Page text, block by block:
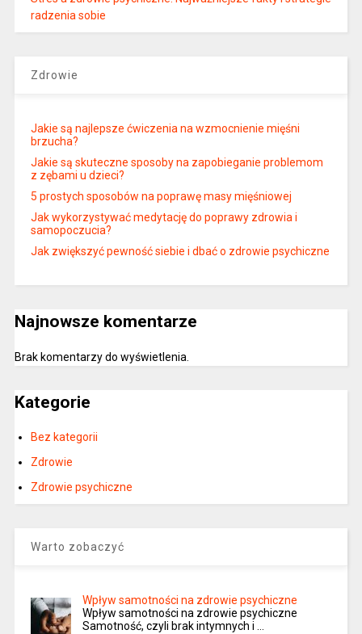
radzenia sobie
Zdrowie
Jakie są najlepsze ćwiczenia na wzmocnienie mięśni
brzucha?
Jakie są skuteczne sposoby na zapobieganie problemom
z zębami u dzieci?
5 prostych sposobów na poprawę masy mięśniowej
Jak wykorzystywać medytację do poprawy zdrowia i
samopoczucia?
Jak zwiększyć pewność siebie i dbać o zdrowie psychiczne
Najnowsze komentarze
Brak komentarzy do wyświetlenia.
Kategorie
Bez kategorii
Zdrowie
Zdrowie psychiczne
Warto zobaczyć
Wpływ samotności na zdrowie psychiczne
Wpływ samotności na zdrowie psychiczne
Samotność, czyli brak intymnych i …